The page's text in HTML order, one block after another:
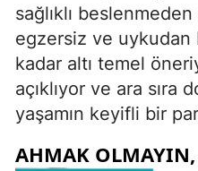
sağlıklı
egzersiz ve
kadar altı temel
açıklıyor ve ara sıra
yaşamın keyifli bir
AHMAK